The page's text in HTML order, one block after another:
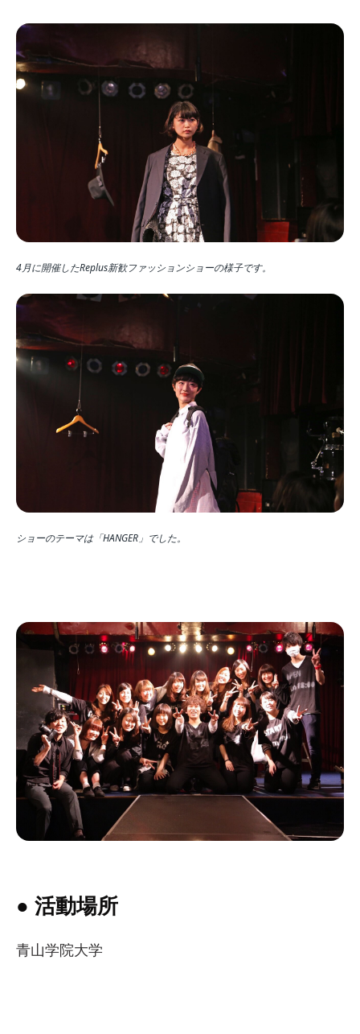
4月に開催したReplus新歓ファッションショーの様子です。
ショーのテーマは「HANGER」でした。
● 活動場所
青山学院大学